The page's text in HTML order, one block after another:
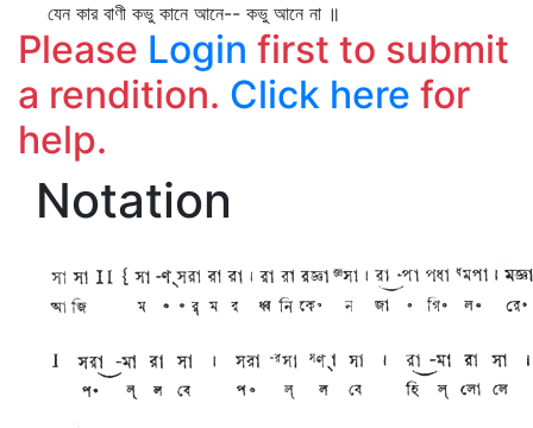
যেন কার বাণী কভু কানে আনে-- কভু আনে না ॥
Please Login first to submit
a rendition. Click here for
help.
Notation